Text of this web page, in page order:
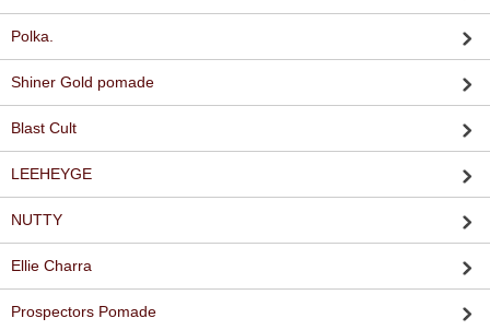
Polka.
Shiner Gold pomade
Blast Cult
LEEHEYGE
NUTTY
Ellie Charra
Prospectors Pomade